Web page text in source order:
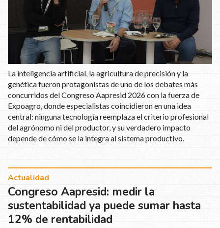
La inteligencia artificial, la agricultura de precisión y la
genética fueron protagonistas de uno de los debates más
concurridos del Congreso Aapresid 2026 con la fuerza de
Expoagro, donde especialistas coincidieron en una idea
central: ninguna tecnología reemplaza el criterio profesional
del agrónomo ni del productor, y su verdadero impacto
depende de cómo se la integra al sistema productivo.
Congreso Aapresid: medir la
sustentabilidad ya puede sumar hasta
12% de rentabilidad
Actualidad